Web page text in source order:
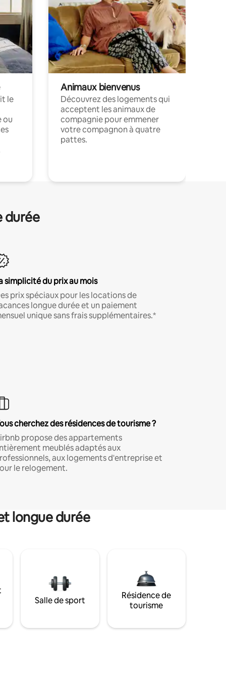
le
ou
Animaux bienvenus
Découvrez des logements qui
acceptent les animaux de
compagnie pour emmener
votre compagnon à quatre
pattes.
durée
simplicité du prix au mois
prix spéciaux pour les locations de
longue durée et un paiement
unique sans frais supplémentaires.*
cherchez des résidences de tourisme ?
propose des appartements
meublés adaptés aux
aux logements d'entreprise et
le relogement.
longue durée
Salle de sport
Résidence de
tourisme